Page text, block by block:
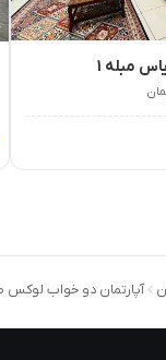
مبله 1
آپارتمان دو خواب لوکس